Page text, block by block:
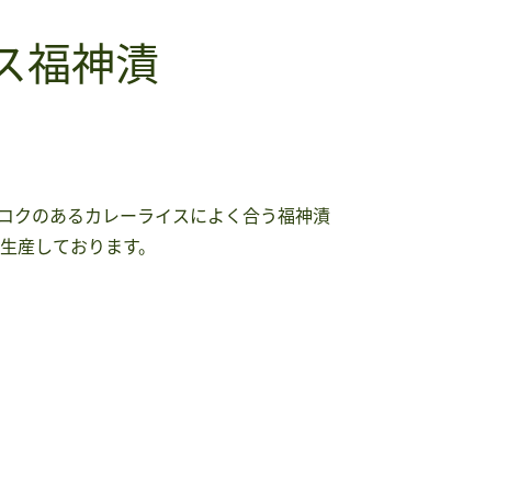
福神漬
クのあるカレーライスによく合う福神漬
産しております。